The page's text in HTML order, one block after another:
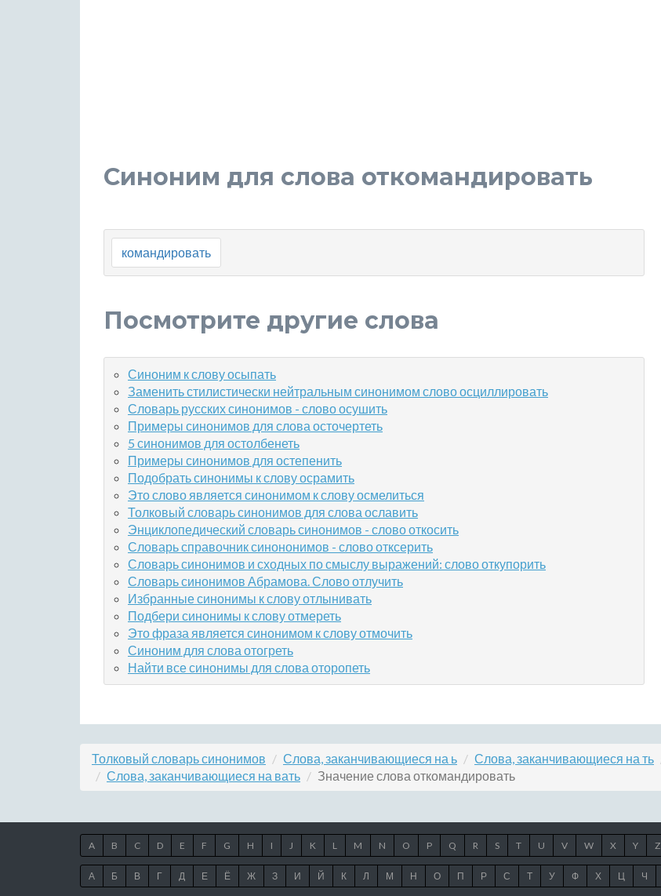
Синоним для слова откомандировать
командировать
Посмотрите другие слова
Синоним к слову осыпать
Заменить стилистически нейтральным синонимом слово осциллировать
Словарь русских синонимов - слово осушить
Примеры синонимов для слова осточертеть
5 синонимов для остолбенеть
Примеры синонимов для остепенить
Подобрать синонимы к слову осрамить
Это слово является синонимом к слову осмелиться
Толковый словарь синонимов для слова ославить
Энциклопедический словарь синонимов - слово откосить
Словарь справочник синононимов - слово отксерить
Словарь синонимов и сходных по смыслу выражений: слово откупорить
Словарь синонимов Абрамова. Слово отлучить
Избранные синонимы к слову отлынивать
Подбери синонимы к слову отмереть
Это фраза является синонимом к слову отмочить
Синоним для слова отогреть
Найти все синонимы для слова оторопеть
Толковый словарь синонимов Слова, заканчивающиеся на ь Слова, заканчивающиеся на ть
Слова, заканчивающиеся на вать
Значение слова откомандировать
A B C D E F G H I J K L M N O P Q R S T U V W X Y Z
А Б В Г Д Е Ё Ж З И Й К Л М Н О П Р С Т У Ф Х Ц Ч